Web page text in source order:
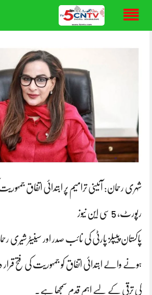
content
شہری رحمان: آئینی ترامیم پر ابتدائی اتفاق
رپورٹ، 5 سی این نیوز
پاکستان پیپلز پارٹی کی نائب صدر اور سینیٹر شیری
ہونے والے ابتدائی اتفاق کو جمہوریت کی فتح
کی ترقی کے لیے اہم قدم سمجھا ہے۔